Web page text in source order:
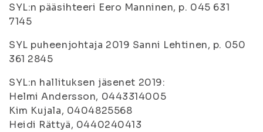
SYL:n pääsihteeri Eero Manninen, p. 045 631
7145
SYL puheenjohtaja 2019 Sanni Lehtinen, p. 050
361 2845
SYL:n hallituksen jäsenet 2019:
Helmi Andersson, 0443314005
Kim Kujala, 0404825568
Heidi Rättyä, 0440240413